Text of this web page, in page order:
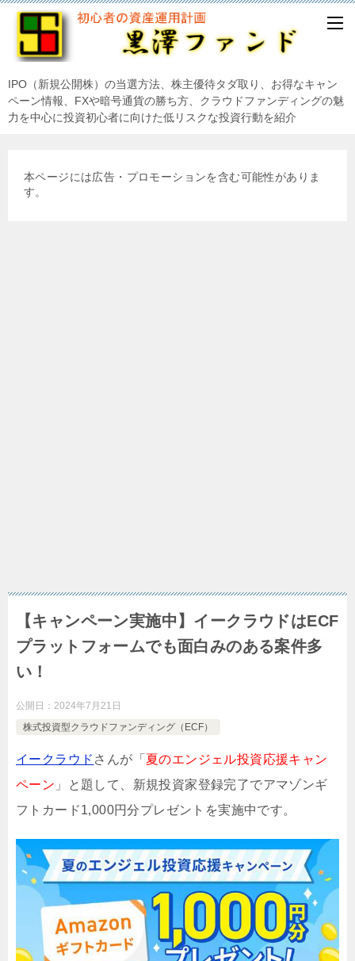
IPO（新規公開株）の当選方法、株主優待タダ取り、お得なキャン
ペーン情報、FXや暗号通貨の勝ち方、クラウドファンディングの魅
力を中心に投資初心者に向けた低リスクな投資行動を紹介
本ページには広告・プロモーションを含む可能性がありま
す。
【キャンペーン実施中】イークラウドはECF
プラットフォームでも面白みのある案件多
い！
公開日： 2024年7月21日
株式投資型クラウドファンディング（ECF）
イークラウド さんが「 夏のエンジェル投資応援キャン
ペーン 」と題して、新規投資家登録完了でアマゾンギ
フトカード1,000円分プレゼントを実施中です。